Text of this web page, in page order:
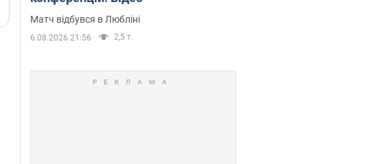
Матч відбувся в Любліні
6.08.2026 21:56 2,5 т.